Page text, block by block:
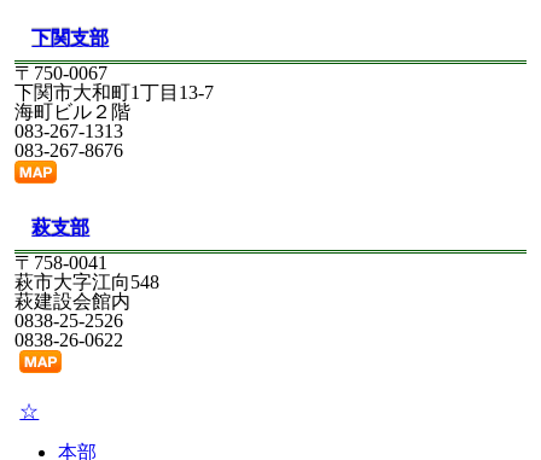
2026/01/21
詳しくはタイトルをクリック
2026/01/08
高所作業車特定自主検査基準等の制定等に
ついて （周知）
詳しくはタイトルをクリック
2026/01/08
詳しくはタイトルをクリック
2026/01/08 令和２年８月４日付け基発0804第８号「石
綿障害予防規則等の一部を改正する省令等の施行につ
いて」の一部改正について
詳しくはタイトルをクリック
2025/12/15
ついて
施行について
下関支部
〒750-0067
下関市大和町1丁目13-7
海町ビル２階
083-267-1313
083-267-8676
萩支部
〒758-0041
萩市大字江向548
萩建設会館内
0838-25-2526
0838-26-0622
☆
本部